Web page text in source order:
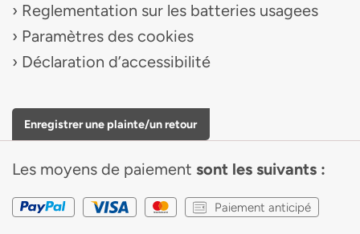
Reglementation sur les batteries usagees
Paramètres des cookies
Déclaration d’accessibilité
Enregistrer une plainte/un retour
Les moyens de paiement sont les suivants :
Paiement anticipé